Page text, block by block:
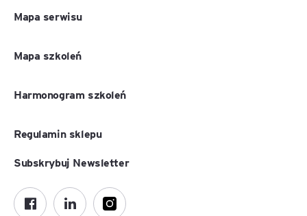
Mapa serwisu
Mapa szkoleń
Harmonogram szkoleń
Regulamin sklepu
Subskrybuj Newsletter